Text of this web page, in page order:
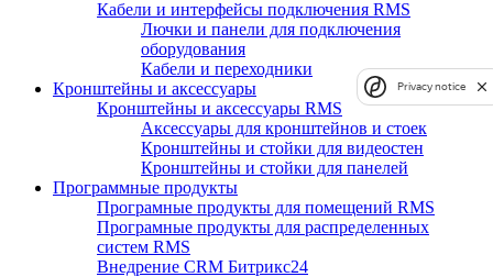
Кабели и интерфейсы подключения RMS
Лючки и панели для подключения
оборудования
Кабели и переходники
Кронштейны и аксессуары
Кронштейны и аксессуары RMS
Аксессуары для кронштейнов и стоек
Кронштейны и стойки для видеостен
Кронштейны и стойки для панелей
Программные продукты
Програмные продукты для помещений RMS
Програмные продукты для распределенных
систем RMS
Внедрение CRM Битрикс24
Privacy notice